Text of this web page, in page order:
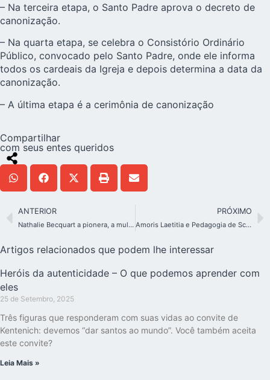
– Na terceira etapa, o Santo Padre aprova o decreto de
canonização.
– Na quarta etapa, se celebra o Consistório Ordinário
Público, convocado pelo Santo Padre, onde ele informa
todos os cardeais da Igreja e depois determina a data da
canonização.
– A última etapa é a cerimônia de canonização
Compartilhar
com seus entes queridos
ANTERIOR
Nathalie Becquart a pionera, a mulher na Igreja
PRÓXIMO
Amoris Laetitia e Pedagogia de Schoenstatt: Como colocar na prática?
Artigos relacionados que podem lhe interessar
Heróis da autenticidade – O que podemos aprender com
eles
25 de Setembro, 2025
Três figuras que responderam com suas vidas ao convite de
Kentenich: devemos “dar santos ao mundo”. Você também aceita
este convite?
Leia Mais »